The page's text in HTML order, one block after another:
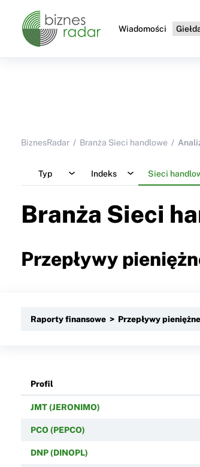
Wiadomości
BiznesRadar Branża Sieci handlowe
Typ Indeks Sieci
Branża Sieci
Przepływy
Raporty finansowe > Przepływy pieniężne
Profil
JMT (JERONIMO)
PCO (PEPCO)
DNP (DINOPL)